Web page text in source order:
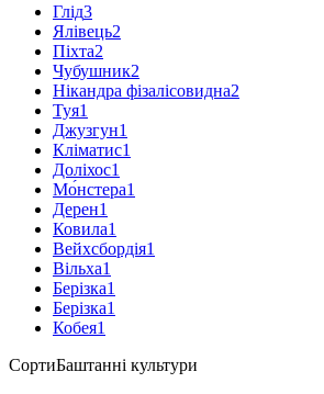
Глід3
Ялівець2
Піхта2
Чубушник2
Нікандра фізалісовидна2
Туя1
Джузгун1
Кліматис1
Доліхос1
Мо́нстера1
Дерен1
Ковила1
Вейхсбордія1
Вільха1
Берізка1
Берізка1
Кобея1
СортиБаштанні культури